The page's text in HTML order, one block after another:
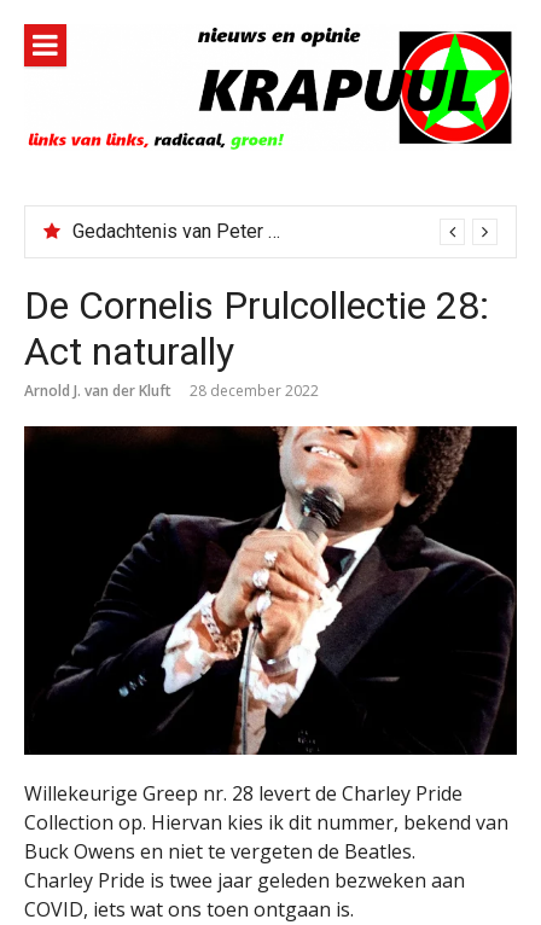
inhoud
Gedachtenis van Peter Faber
De Cornelis Prulcollectie 28:
Act naturally
Arnold J. van der Kluft 28 december 2022
Willekeurige Greep nr. 28 levert de Charley Pride
Collection op. Hiervan kies ik dit nummer, bekend van
Buck Owens en niet te vergeten de Beatles.
Charley Pride is twee jaar geleden bezweken aan
COVID, iets wat ons toen ontgaan is.